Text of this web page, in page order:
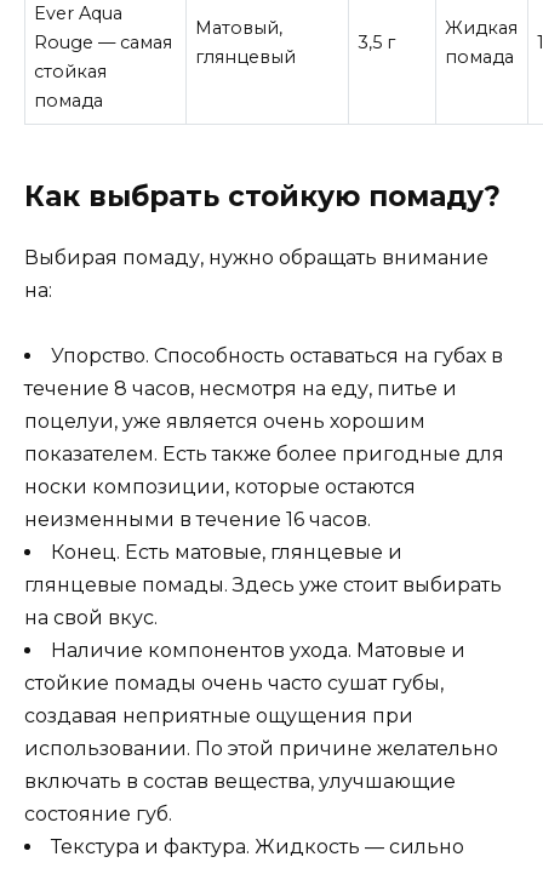
Ever Aqua
Rouge — самая
стойкая
помада
Матовый,
глянцевый
3,5 г
Жидкая
помада
Как выбрать стойкую помаду?
Выбирая помаду, нужно обращать внимание
на:
Упорство. Способность оставаться на губах в
течение 8 часов, несмотря на еду, питье и
поцелуи, уже является очень хорошим
показателем. Есть также более пригодные для
носки композиции, которые остаются
неизменными в течение 16 часов.
Конец. Есть матовые, глянцевые и
глянцевые помады. Здесь уже стоит выбирать
на свой вкус.
Наличие компонентов ухода. Матовые и
стойкие помады очень часто сушат губы,
создавая неприятные ощущения при
использовании. По этой причине желательно
включать в состав вещества, улучшающие
состояние губ.
Текстура и фактура. Жидкость — сильно